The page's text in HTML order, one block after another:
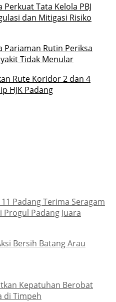
Tata Kelola PBJ
dan Mitigasi Risiko
Pariaman Rutin Periksa
Tidak Menular
Rute Koridor 2 dan 4
HJK Padang
Padang Terima Seragam
Padang Juara
Bersih Batang Arau
Kepatuhan Berobat
di Timpeh